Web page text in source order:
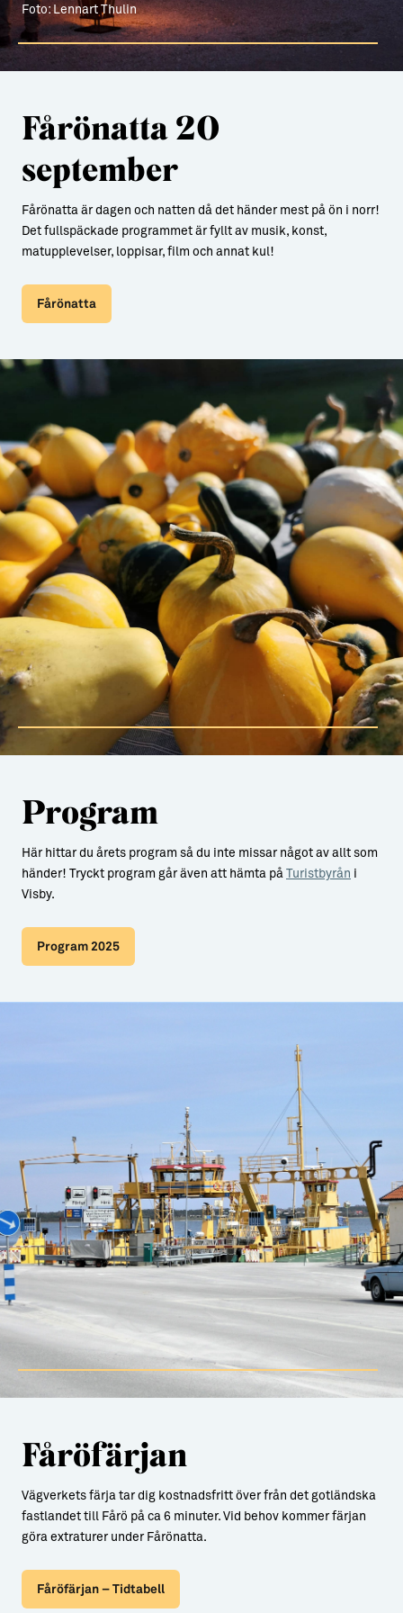
Fårönatta 20
september
Fårönatta är dagen och natten då det händer mest på ön i norr!
Det fullspäckade programmet är fyllt av musik, konst,
matupplevelser, loppisar, film och annat kul!
Fårönatta
Foto: Lennart Thulin
Program
Här hittar du årets program så du inte missar något av allt som
händer! Tryckt program går även att hämta på Turistbyrån i
Visby.
Program 2025
Fåröfärjan
Vägverkets färja tar dig kostnadsfritt över från det gotländska
fastlandet till Fårö på ca 6 minuter. Vid behov kommer färjan
göra extraturer under Fårönatta.
Fåröfärjan – Tidtabell